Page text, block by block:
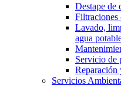
Destape de
Filtraciones
Lavado,
agua
Servicio de
Reparación
Servicios